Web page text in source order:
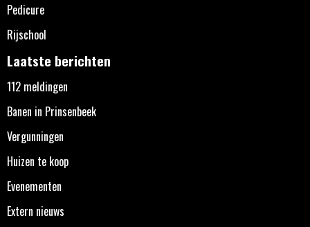
Pedicure
Rijschool
Laatste berichten
112 meldingen
Banen in Prinsenbeek
Vergunningen
Huizen te koop
Evenementen
Extern nieuws